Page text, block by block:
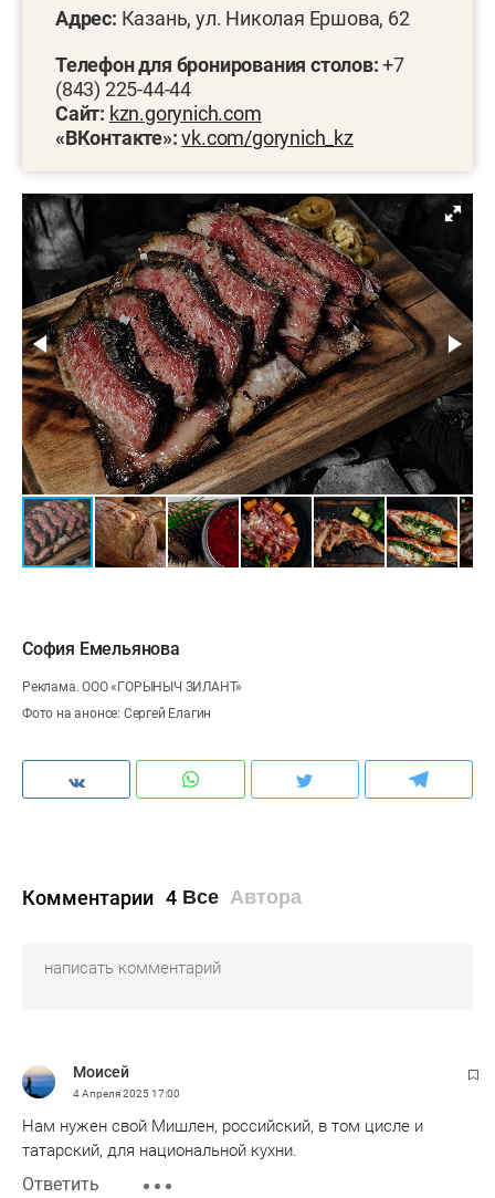
Адрес: Казань, ул. Николая Ершова, 62
Телефон для бронирования столов:+7
(843) 225-44-44
Сайт: kzn.gorynich.com
«ВКонтакте»: vk.com/gorynich_kz
София Емельянова
Реклама. ООО «ГОРЫНЫЧ ЗИЛАНТ»
Фото на анонсе: Сергей Елагин
Комментарии 4 Все Автора
Моисей
4 Апреля 202517:00
Нам нужен свой Мишлен, российский, в том цисле и
татарский, для национальной кухни.
Ответить